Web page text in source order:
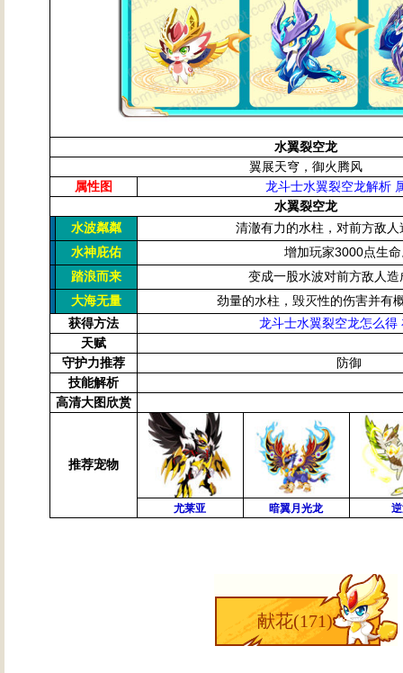
水翼裂空龙
翼展天穹，御火腾风
属性图
龙斗士水翼裂空龙解析
水翼裂空龙
水波粼粼 清澈有力的水柱，对前方敌
水神庇佑 增加玩家3000点生
踏浪而来 变成一股水波对前方敌人
大海无量
劲量的水柱，毁灭性的伤害并有
获得方法
龙斗士水翼裂空龙怎么得
天赋
守护力推荐
防御
技能解析
高清大图欣赏
推荐宠物
尤莱亚 暗翼月光龙
献花(171)